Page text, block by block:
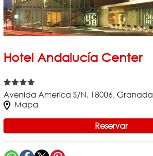
Hotel Andalucía Center
Avenida America S/N. 18006. Granada
Mapa
Reservar